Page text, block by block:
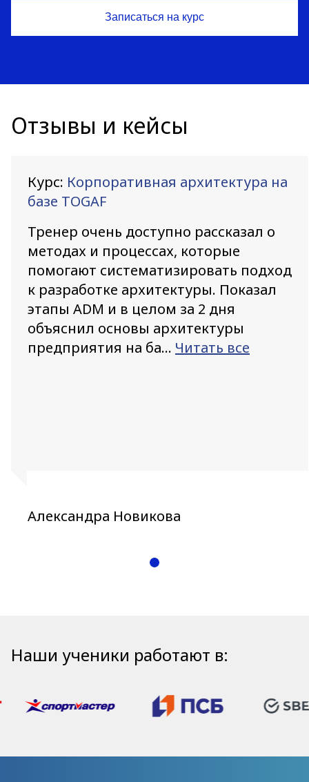
Отзывы и кейсы
Курс: Корпоративная архитектура на
базе TOGAF
Тренер очень доступно рассказал о
методах и процессах, которые
помогают систематизировать подход
к разработке архитектуры. Показал
этапы ADM и в целом за 2 дня
объяснил основы архитектуры
предприятия на ба... Читать все
Александра Новикова
Наши ученики работают в: